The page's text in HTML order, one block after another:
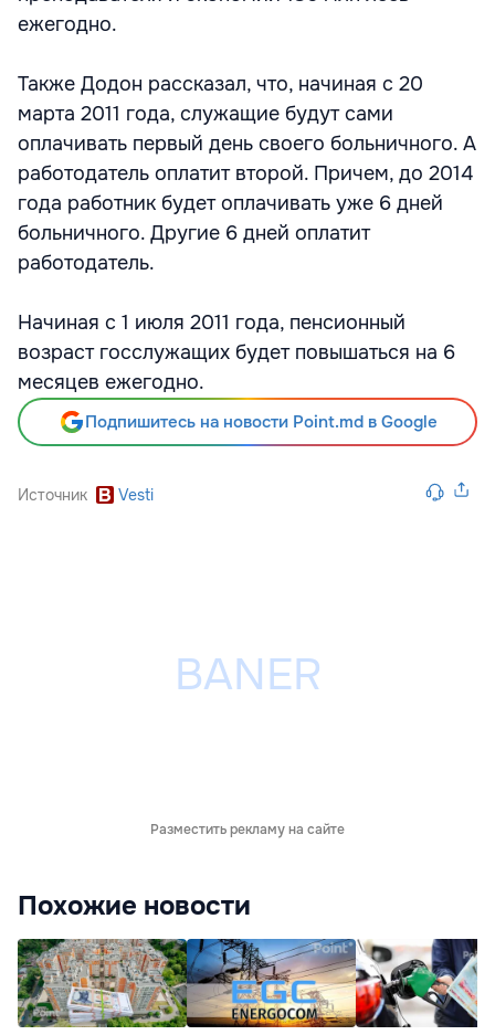
ежегодно.
Также Додон рассказал, что, начиная с 20
марта 2011 года, служащие будут сами
оплачивать первый день своего больничного. А
работодатель оплатит второй. Причем, до 2014
года работник будет оплачивать уже 6 дней
больничного. Другие 6 дней оплатит
работодатель.
Начиная с 1 июля 2011 года, пенсионный
возраст госслужащих будет повышаться на 6
месяцев ежегодно.
Подпишитесь на новости Point.md в Google
Источник Vesti
Разместить рекламу на сайте
Похожие новости